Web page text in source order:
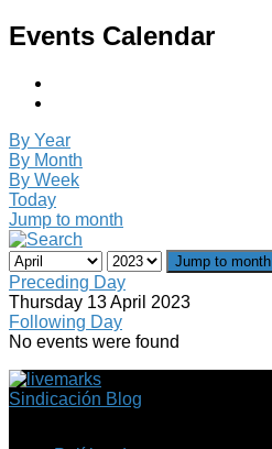
Events Calendar
By Year
By Month
By Week
Today
Jump to month
Jump to month
Preceding Day
Thursday 13 April 2023
Following Day
No events were found
Sindicación Blog